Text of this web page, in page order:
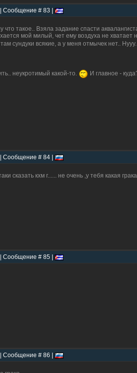
Сообщение # 83 |
что такое.. Взяла задание спасти
мой милый, чет ему воздуха не хватает
сундуки всякие, а у меня отмычек нет..
неукротимый какой-то.
И главное -
Сообщение # 84 |
сказать кхм г...... не очень ,у тебя какая
Сообщение # 85 |
Сообщение # 86 |